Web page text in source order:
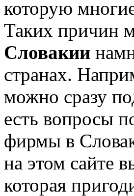
которую
Таких причин
Словакии
странах.
можно сразу
есть вопросы
фирмы в
на этом сайте
которая